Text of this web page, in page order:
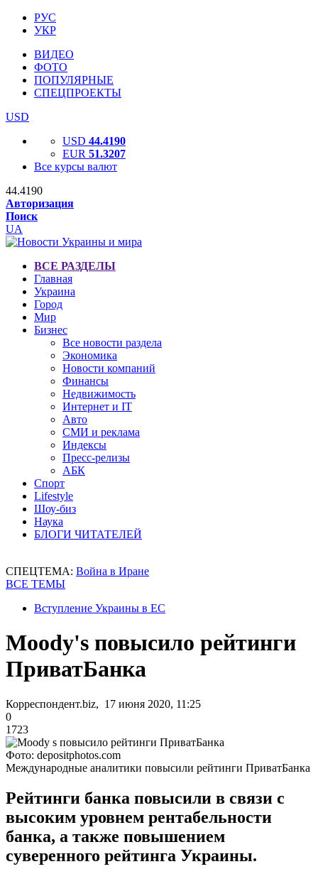
РУС
УКР
ВИДЕО
ФОТО
ПОПУЛЯРНЫЕ
СПЕЦПРОЕКТЫ
USD
USD 44.4190
EUR 51.3207
Все курсы валют
44.4190
Авторизация
Поиск
UA
ВСЕ РАЗДЕЛЫ
Главная
Украина
Город
Мир
Бизнес
Все новости раздела
Экономика
Новости компаний
Финансы
Недвижимость
Интернет и IT
Авто
СМИ и реклама
Индексы
Пресс-релизы
АБК
Спорт
Lifestyle
Шоу-биз
Наука
БЛОГИ ЧИТАТЕЛЕЙ
СПЕЦТЕМА: Война в Иране
ВСЕ ТЕМЫ
Вступление Украины в ЕС
Moody's повысило рейтинги
ПриватБанка
Корреспондент.biz, 17 июня 2020, 11:25
0
1723
Фото: depositphotos.com
Международные аналитики повысили рейтинги ПриватБанка
Рейтинги банка повысили в связи с
высоким уровнем рентабельности
банка, а также повышением
суверенного рейтинга Украины.